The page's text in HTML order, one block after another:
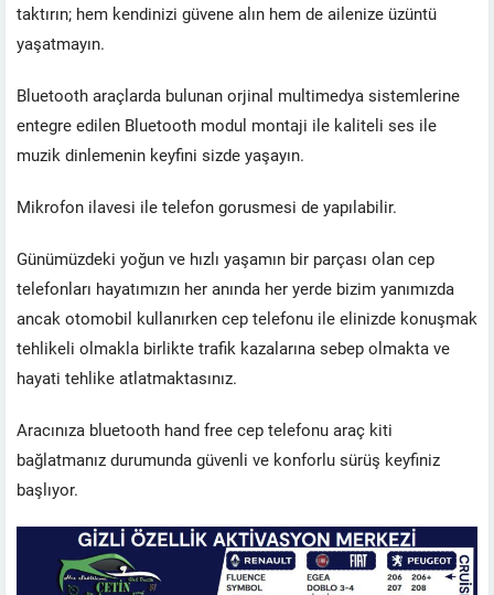
taktırın; hem kendinizi güvene alın hem de ailenize üzüntü
yaşatmayın.
Bluetooth araçlarda bulunan orjinal multimedya sistemlerine
entegre edilen Bluetooth modul montaji ile kaliteli ses ile
muzik dinlemenin keyfini sizde yaşayın.
Mikrofon ilavesi ile telefon gorusmesi de yapılabilir.
Günümüzdeki yoğun ve hızlı yaşamın bir parçası olan cep
telefonları hayatımızın her anında her yerde bizim yanımızda
ancak otomobil kullanırken cep telefonu ile elinizde konuşmak
tehlikeli olmakla birlikte trafik kazalarına sebep olmakta ve
hayati tehlike atlatmaktasınız.
Aracınıza bluetooth hand free cep telefonu araç kiti
bağlatmanız durumunda güvenli ve konforlu sürüş keyfiniz
başlıyor.